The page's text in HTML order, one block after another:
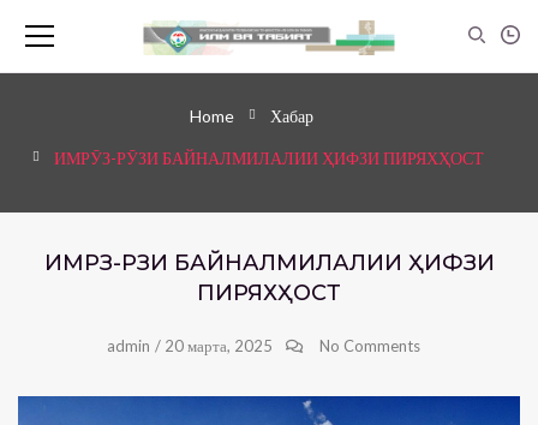
Home Хабар
ИМРӮЗ-РӮЗИ БАЙНАЛМИЛАЛИИ ҲИФЗИ ПИРЯХҲОСТ
ИМРӮЗ-РӮЗИ БАЙНАЛМИЛАЛИИ ҲИФЗИ
ПИРЯХҲОСТ
admin / 20 марта, 2025 No Comments